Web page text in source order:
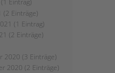
(2 Einträge)
(1 Eintrag)
(2 Einträge)
2020 (3 Einträge)
2020 (2 Einträge)